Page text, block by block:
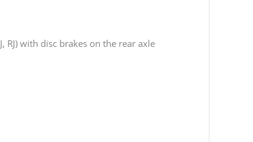
RJ) with disc brakes on the rear axle